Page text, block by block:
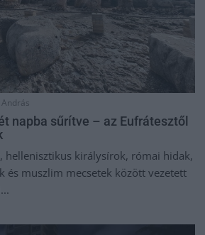
napba sűrítve – az Eufrátesztől
hellenisztikus királysírok, római hidak,
és muszlim mecsetek között vezetett